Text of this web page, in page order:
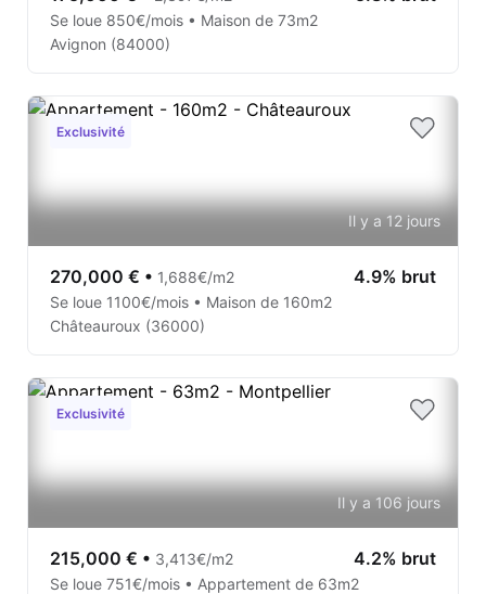
Se loue 850€/mois • Maison de 73m2
Avignon (84000)
Exclusivité
Il y a 12 jours
270,000 € • 1,688€/m2 4.9% brut
Se loue 1100€/mois • Maison de 160m2
Châteauroux (36000)
Exclusivité
Il y a 106 jours
215,000 € • 3,413€/m2 4.2% brut
Se loue 751€/mois • Appartement de 63m2